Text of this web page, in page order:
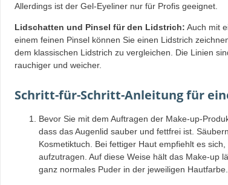
Allerdings ist der Gel-Eyeliner nur für Profis geeignet.
Lidschatten und Pinsel für den Lidstrich: Auch mit
einem feinen Pinsel können Sie einen Lidstrich
dem klassischen Lidstrich zu vergleichen. Die Linien
rauchiger und weicher.
Schritt-für-Schritt-Anleitung für
Bevor Sie mit dem Auftragen der Make-up-
dass das Augenlid sauber und fettfrei ist.
Kosmetiktuch. Bei fettiger Haut empfiehlt es
aufzutragen. Auf diese Weise hält das Make-up
ganz normales Puder in der jeweiligen Hautfarbe.